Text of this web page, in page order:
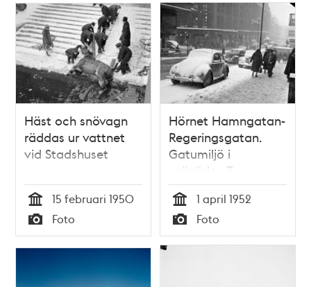
Häst och snövagn
räddas ur vattnet
vid Stadshuset
Tid
15 februari 1950
Typ
Foto
Hörnet Hamngatan-
Regeringsgatan.
Gatumiljö i
snöväder. T. v.
Hamngatan 18-20,
NK (Nordiska
Kompaniet)
Tid
1 april 1952
Typ
Foto